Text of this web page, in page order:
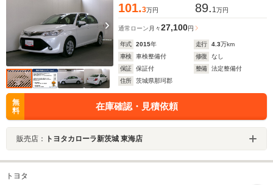
101.3万円 89. 1万円
通常ローン 月々27,100円
年式 2015年 走行 4.3万km
車検
車検整備付 修復
なし
保証
保証付 整備
法定整備付
住所
茨城県那珂郡
無
料
在庫確認・見積依頼
販売店： トヨタカローラ新茨城 東海店
トヨタ